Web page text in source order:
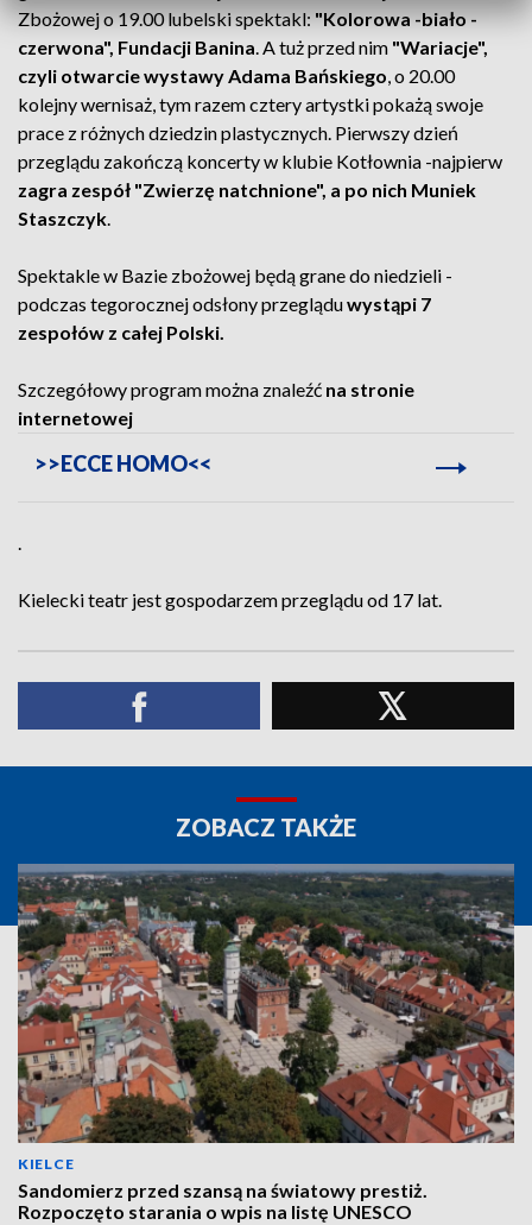
Zbożowej o 19.00 lubelski spektakl:"Kolorowa -biało -
czerwona", Fundacji Banina. A tuż przed nim "Wariacje",
czyli otwarcie wystawy Adama Bańskiego, o 20.00
kolejny wernisaż, tym razem cztery artystki pokażą swoje
prace z różnych dziedzin plastycznych. Pierwszy dzień
przeglądu zakończą koncerty w klubie Kotłownia -najpierw
zagra zespół "Zwierzę natchnione", a po nich Muniek
Staszczyk.
Spektakle w Bazie zbożowej będą grane do niedzieli -
podczas tegorocznej odsłony przegląduwystąpi 7
zespołów z całej Polski.
Szczegółowy program można znaleźć na stronie
internetowej
>>ECCE HOMO<<
.
Kielecki teatr jest gospodarzem przeglądu od 17 lat.
ZOBACZ TAKŻE
KIELCE
Sandomierz przed szansą na światowy prestiż.
Rozpoczęto starania o wpis na listę UNESCO